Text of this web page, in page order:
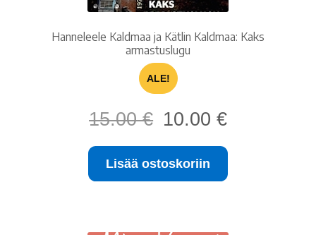
Hanneleele Kaldmaa ja Kätlin Kaldmaa: Kaks
armastuslugu
ALE!
15.00€
Alkuperäinen
hinta
oli:
15.00 €.
10.00 €Nykyinen
on:
Lisää ostoskoriin